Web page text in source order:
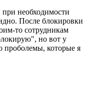
необходимости
После блокировки
то сотрудникам
но вот у
проболемы, которые я